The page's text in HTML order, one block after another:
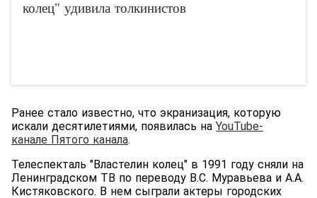
колец" удивила толкинистов
Ранее стало известно, что экранизация, которую
искали десятилетиями, появилась на YouTube-
канале Пятого канала.
Телеспекталь "Властелин колец" в 1991 году сняли на
Ленинградском ТВ по переводу В.С. Муравьева и А.А.
Кистяковского. В нем сыграли актеры городских